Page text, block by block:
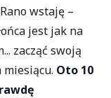
wstaję –
jest jak na
zacząć swoją
miesiącu. Oto 10